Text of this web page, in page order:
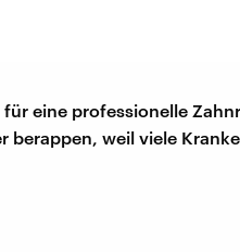
eine professionelle
berappen, weil viele